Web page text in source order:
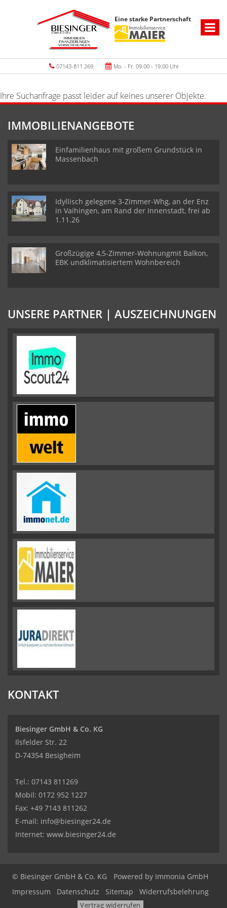
Eine starke Partnerschaft
07143-811 269 Mo. - Fr. 09.00 - 19.00 Uhr
Ihre Suchanfrage passt leider auf keines unserer Objekte.
IMMOBILIENANGEBOTE
Einfamilienhaus mit großem Grundstück in
Massenbach
Idyllisch gelegene 3-Zimmer-Whg, an der Enz
in Vaihingen, am Rand der Innenstadt, frei ab
1.11.26
Großzügige 4,5-Zimmer-Wohnungmit Balkon,
EBK undklimatisiertem Wohnbereich
UNSERE PARTNER | AUSZEICHNUNGEN
KONTAKT
Biesinger GmbH & Co. KG
Ilsfelder Str. 22
D-74354 Besigheim
Tel.: 07143 811269
Mobil: 0172 952 1227
Fax: +49 7143 811262
E-mail: info@biesinger24.de
Internet: www.biesinger24.de
© Biesinger GmbH & Co. KG Powered by Immonia GmbH
Impressum
Datenschutz Sitemap Widerrufsbelehrung
Vertrag widerrufen